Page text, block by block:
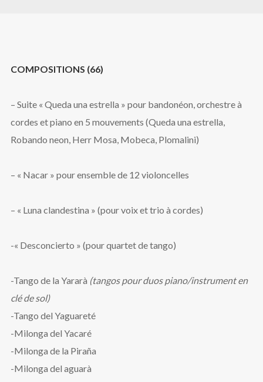
COMPOSITIONS (66)
– Suite « Queda una estrella » pour bandonéon, orchestre à
cordes et piano en 5 mouvements (Queda una estrella,
Robando neon, Herr Mosa, Mobeca, Plomalini)
– « Nacar » pour ensemble de 12 violoncelles
– « Luna clandestina » (pour voix et trio à cordes)
-« Desconcierto » (pour quartet de tango)
-Tango de la Yararà (tangos pour duos piano/instrument en
clé de sol)
-Tango del Yaguareté
-Milonga del Yacaré
-Milonga de la Piraña
-Milonga del aguarà